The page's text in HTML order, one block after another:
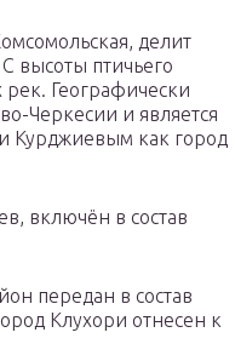
делит
высоты птичьего
Географически
Черкесии и является
Курджиевым как город
включён в состав
передан в состав
Клухори отнесен к